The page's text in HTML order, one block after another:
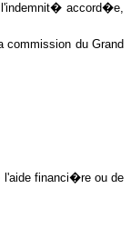
l'indemnit� accord�e,
du Grand
financi�re ou de